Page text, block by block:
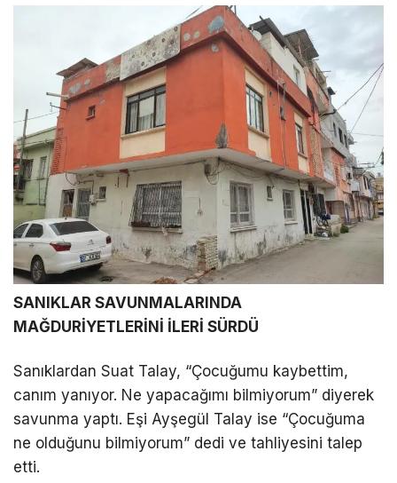
SANIKLAR SAVUNMALARINDA
MAĞDURİYETLERİNİ İLERİ SÜRDÜ
Sanıklardan Suat Talay, “Çocuğumu kaybettim,
canım yanıyor. Ne yapacağımı bilmiyorum” diyerek
savunma yaptı. Eşi Ayşegül Talay ise “Çocuğuma
ne olduğunu bilmiyorum” dedi ve tahliyesini talep
etti.